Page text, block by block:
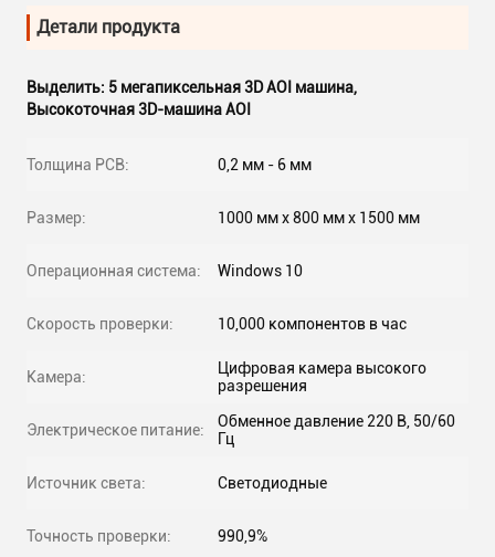
Детали продукта
Выделить: 5 мегапиксельная 3D AOI машина,
Высокоточная 3D-машина AOI
Толщина PCB: 0,2 мм - 6 мм
Размер: 1000 мм х 800 мм х 1500 мм
Операционная система: Windows 10
Скорость проверки: 10,000 компонентов в час
Камера:
Цифровая камера высокого
разрешения
Электрическое питание:
Обменное давление 220 В, 50/60
Гц
Источник света: Светодиодные
Точность проверки: 990,9%